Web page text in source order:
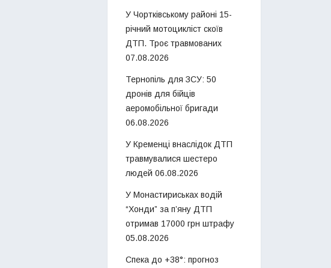
У Чортківському районі 15-
річний мотоцикліст скоїв
ДТП. Троє травмованих
07.08.2026
Тернопіль для ЗСУ: 50
дронів для бійців
аеромобільної бригади
06.08.2026
У Кременці внаслідок ДТП
травмувалися шестеро
людей 06.08.2026
У Монастириськах водій
“Хонди” за п’яну ДТП
отримав 17000 грн штрафу
05.08.2026
Спека до +38°: прогноз